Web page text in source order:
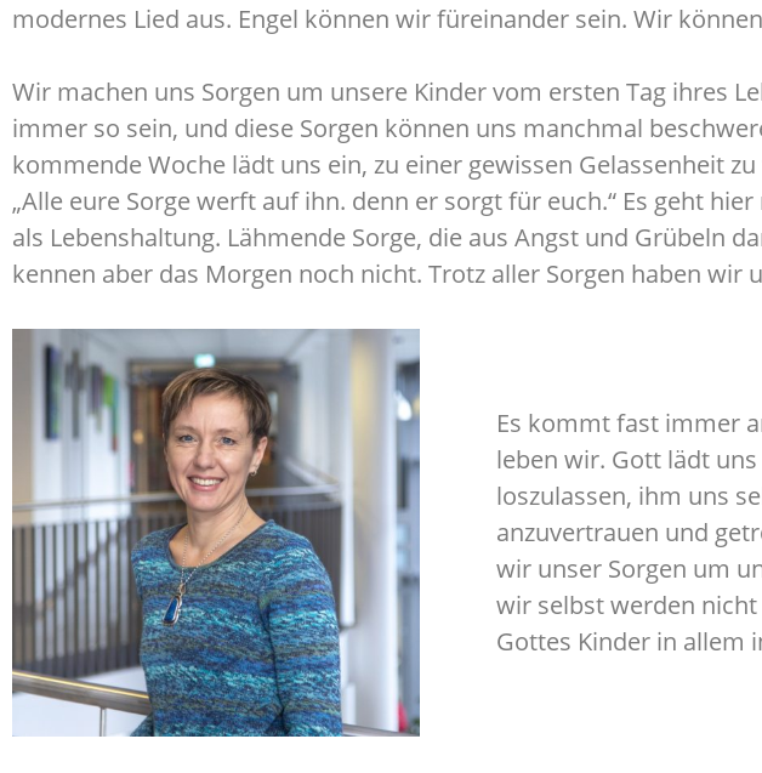
modernes Lied aus. Engel können wir füreinander sein. Wir
Wir machen uns Sorgen um unsere Kinder vom ersten Tag ihres
immer so sein, und diese Sorgen können uns manchmal
kommende Woche lädt uns ein, zu einer gewissen Gelassenheit
„Alle eure Sorge werft auf ihn. denn er sorgt für euch.“ Es geht
als Lebenshaltung. Lähmende Sorge, die aus Angst und Grübeln
kennen aber das Morgen noch nicht. Trotz aller Sorgen haben wir
Es kommt fast immer
leben wir. Gott lädt
loszulassen, ihm uns
anzuvertrauen und
wir unser Sorgen um
wir selbst werden
Gottes Kinder in allem